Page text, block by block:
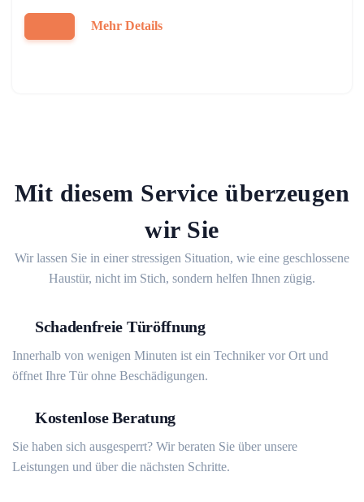
Mehr Details
Mit diesem Service überzeugen
wir Sie
Wir lassen Sie in einer stressigen Situation, wie eine geschlossene
Haustür, nicht im Stich, sondern helfen Ihnen zügig.
Schadenfreie Türöffnung
Innerhalb von wenigen Minuten ist ein Techniker vor Ort und
öffnet Ihre Tür ohne Beschädigungen.
Kostenlose Beratung
Sie haben sich ausgesperrt? Wir beraten Sie über unsere
Leistungen und über die nächsten Schritte.